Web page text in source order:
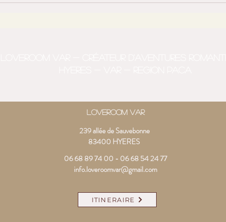
LOVEROOM VAR
239 allée de Sauvebonne
83400 HYERES
06 68 89 74 00 - 06 68 54 24 77
info.loveroomvar@gmail.com
ITINERAIRE